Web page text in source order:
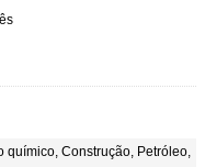
químico, Construção, Petróleo,